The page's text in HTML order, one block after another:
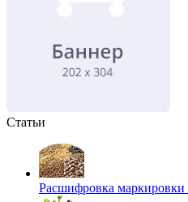
Статьи
Расшифровка маркировки